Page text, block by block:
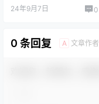
24年9月7日 0
0 条回复 A 文章作者